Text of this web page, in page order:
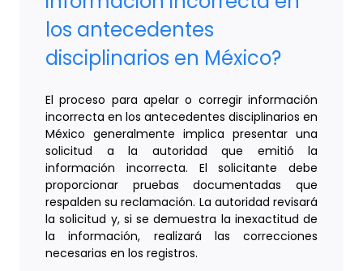
los antecedentes
disciplinarios en México?
El proceso para apelar o corregir información
incorrecta en los antecedentes disciplinarios en
México generalmente implica presentar una
solicitud a la autoridad que emitió la
información incorrecta. El solicitante debe
proporcionar pruebas documentadas que
respalden su reclamación. La autoridad revisará
la solicitud y, si se demuestra la inexactitud de
la información, realizará las correcciones
necesarias en los registros.